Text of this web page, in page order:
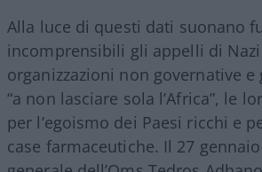
Alla luce di questi dati suonano
incomprensibili gli appelli di
organizzazioni non governative
“a non lasciare sola l’Africa”, le
per l’egoismo dei Paesi ricchi e
case farmaceutiche. Il 27